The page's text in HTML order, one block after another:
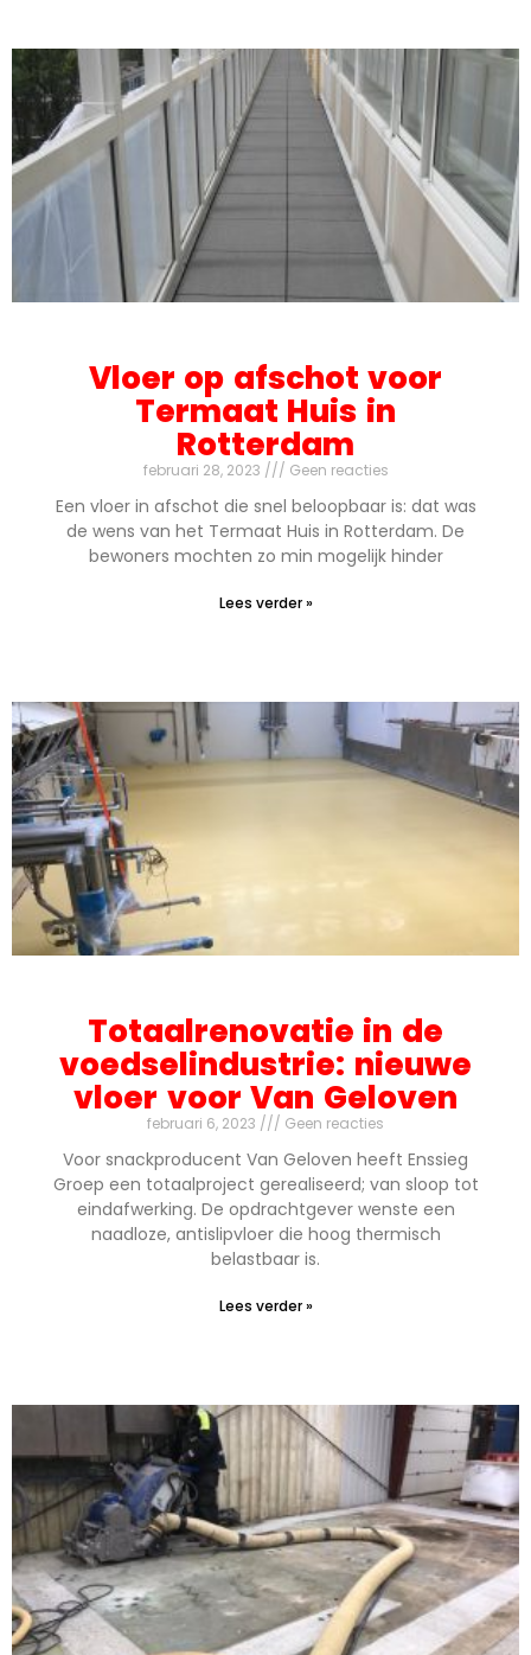
Vloer op afschot voor
Termaat Huis in
Rotterdam
februari 28, 2023 Geen reacties
Een vloer in afschot die snel beloopbaar is: dat was
de wens van het Termaat Huis in Rotterdam. De
bewoners mochten zo min mogelijk hinder
Lees verder »
Totaalrenovatie in de
voedselindustrie: nieuwe
vloer voor Van Geloven
februari 6, 2023 Geen reacties
Voor snackproducent Van Geloven heeft Enssieg
Groep een totaalproject gerealiseerd; van sloop tot
eindafwerking. De opdrachtgever wenste een
naadloze, antislipvloer die hoog thermisch
belastbaar is.
Lees verder »